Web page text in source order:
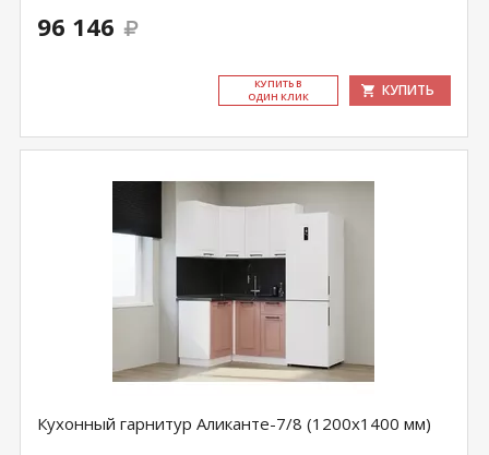
96 146
КУ­ПИТЬ В
ОДИН КЛИК
КУПИТЬ
Кухонный гарнитур Аликанте-7/8 (1200х1400 мм)